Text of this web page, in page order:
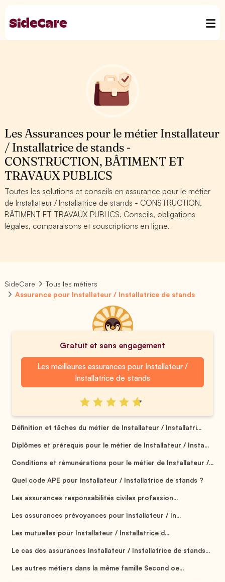
Les Assurances pour le métier Installateur
/ Installatrice de stands -
CONSTRUCTION, BÂTIMENT ET
TRAVAUX PUBLICS
Toutes les solutions et conseils en assurance pour le métier
de Installateur / Installatrice de stands - CONSTRUCTION,
BÂTIMENT ET TRAVAUX PUBLICS. Conseils, obligations
légales, comparaisons et souscriptions en ligne.
SideCare
Tous les métiers
Assurance pour Installateur / Installatrice de stands
Gratuit et sans engagement
Les meilleures assurances pour Installateur /
Installatrice de stands
Définition et tâches du métier de Installateur / Installatri...
Diplômes et prérequis pour le métier de Installateur / Insta...
Conditions et rémunérations pour le métier de Installateur /...
Quel code APE pour Installateur / Installatrice de stands ?
Les assurances responsabilités civiles profession...
Les assurances prévoyances pour Installateur / In...
Les mutuelles pour Installateur / Installatrice d...
Le cas des assurances Installateur / Installatrice de stands...
Les autres métiers dans la même famille Second oe...